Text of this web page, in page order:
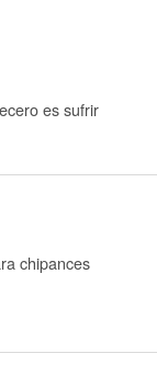
es sufrir
chipances